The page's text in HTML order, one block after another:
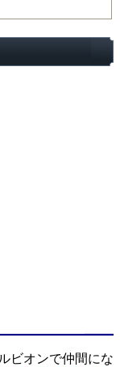
ビオンで仲間にな